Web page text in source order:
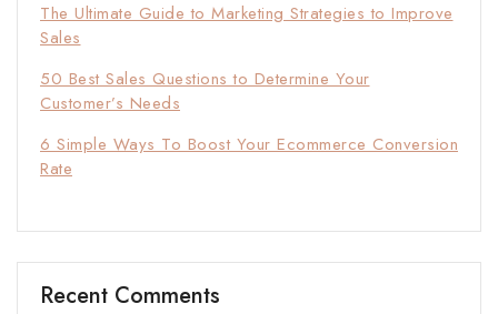
The Ultimate Guide to Marketing Strategies to Improve
Sales
50 Best Sales Questions to Determine Your
Customer’s Needs
6 Simple Ways To Boost Your Ecommerce Conversion
Rate
Recent Comments